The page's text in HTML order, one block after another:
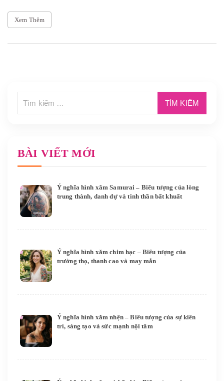
Xem Thêm
BÀI VIẾT MỚI
Ý nghĩa hình xăm Samurai – Biểu tượng của lòng
trung thành, danh dự và tinh thần bất khuất
Ý nghĩa hình xăm chim hạc – Biểu tượng của
trường thọ, thanh cao và may mắn
Ý nghĩa hình xăm nhện – Biểu tượng của sự kiên
trì, sáng tạo và sức mạnh nội tâm